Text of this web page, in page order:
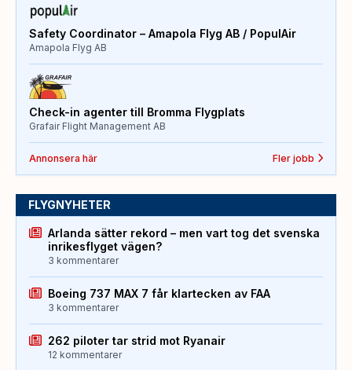
Safety Coordinator – Amapola Flyg AB / PopulAir
Amapola Flyg AB
Check-in agenter till Bromma Flygplats
Grafair Flight Management AB
Annonsera här Fler jobb
FLYGNYHETER
Arlanda sätter rekord – men vart tog det svenska
inrikesflyget vägen?
3 kommentarer
Boeing 737 MAX 7 får klartecken av FAA
3 kommentarer
262 piloter tar strid mot Ryanair
12 kommentarer